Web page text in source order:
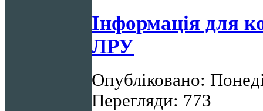
Інформація для
ЛРУ
Опубліковано:
Перегляди: 773